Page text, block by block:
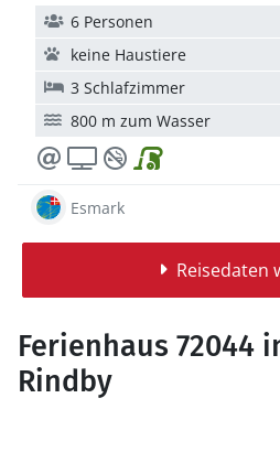
6 Personen
keine Haustiere
3 Schlafzimmer
800 m zum Wasser
Esmark
Reisedaten
Ferienhaus 72044
Rindby